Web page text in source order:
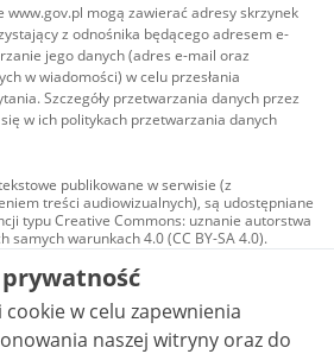
www.gov.pl mogą zawierać adresy skrzynek
z odnośnika będącego adresem e-
jego danych (adres e-mail oraz
w wiadomości) w celu przesłania
Szczegóły przetwarzania danych przez
w ich politykach przetwarzania danych
publikowane w serwisie (z
treści audiowizualnych), są udostępniane
typu Creative Commons: uznanie autorstwa
samych warunkach 4.0 (CC BY-SA 4.0).
audiowizualne, w tym zdjęcia, materiały
są udostępniane na licencji typu
Commons: uznanie autorstwa użycie
- bez utworów zależnych 4.0 (CC BY-
o ile nie jest to stwierdzone inaczej.
w celu zapewnienia
naszej witryny oraz do